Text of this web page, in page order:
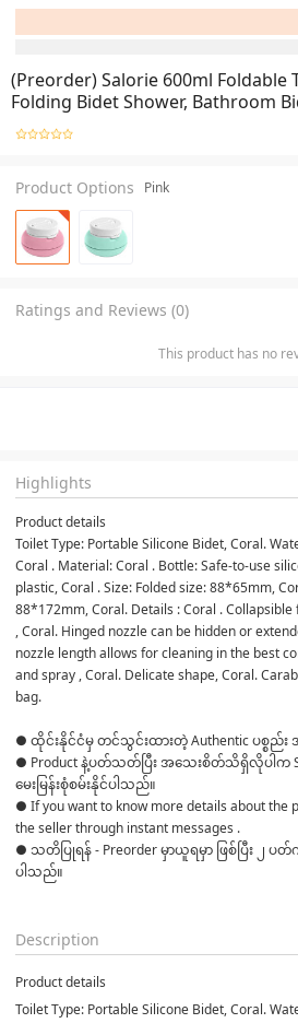
(Preorder) Salorie 600ml Foldable
Folding Bidet Shower, Bathroom
Product Options Pink
Ratings and Reviews (0)
This product has no
Highlights
Product details
Toilet Type: Portable Silicone Bidet, Coral.
Coral . Material: Coral . Bottle: Safe-to-use
plastic, Coral . Size: Folded size: 88*65mm,
88*172mm, Coral. Details : Coral .
, Coral. Hinged nozzle can be hidden or
nozzle length allows for cleaning in the best
and spray , Coral. Delicate shape, Coral.
bag.
● ထိုင်းနိုင်ငံမှ တင်သွင်းထားတဲ့ Authentic ပစ္စည်း
● Product နဲ့ပတ်သတ်ပြီး အသေးစိတ်သိရှိလိုပါက
မေးမြန်းစုံစမ်းနိုင်ပါသည်။
● If you want to know more details about the
the seller through instant messages .
● သတိပြုရန် - Preorder မှာယူရမှာ ဖြစ်ပြီး ၂ ပတ်
ပါသည်။
Description
Product details
Toilet Type: Portable Silicone Bidet, Coral.